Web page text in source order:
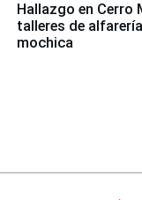
Hallazgo en Cerro
talleres de
mochica